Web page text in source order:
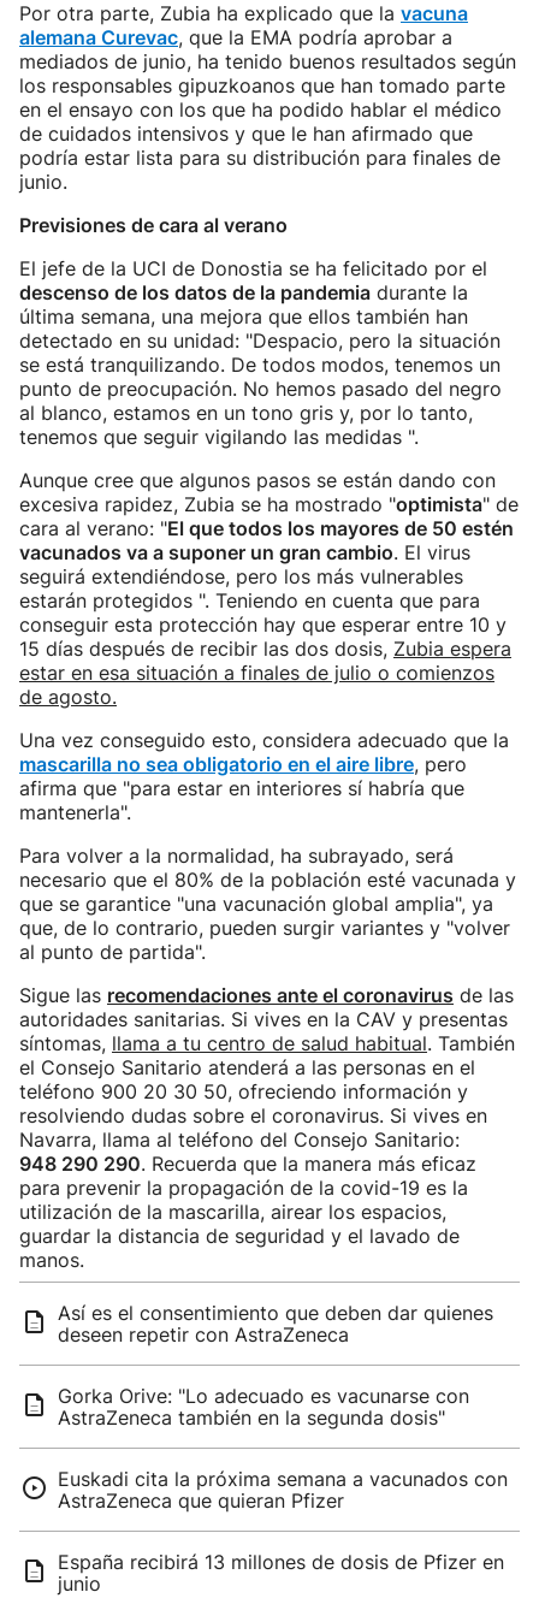
Por otra parte, Zubia ha explicado que la vacuna
alemana Curevac, que la EMA podría aprobar a
mediados de junio, ha tenido buenos resultados según
los responsables gipuzkoanos que han tomado parte
en el ensayo con los que ha podido hablar el médico
de cuidados intensivos y que le han afirmado que
podría estar lista para su distribución para finales de
junio.
Previsiones de cara al verano
El jefe de la UCI de Donostia se ha felicitado por el
descenso de los datos de la pandemia durante la
última semana, una mejora que ellos también han
detectado en su unidad: "Despacio, pero la situación
se está tranquilizando. De todos modos, tenemos un
punto de preocupación. No hemos pasado del negro
al blanco, estamos en un tono gris y, por lo tanto,
tenemos que seguir vigilando las medidas ".
Aunque cree que algunos pasos se están dando con
excesiva rapidez, Zubia se ha mostrado "optimista" de
cara al verano: "El que todos los mayores de 50 estén
vacunados va a suponer un gran cambio. El virus
seguirá extendiéndose, pero los más vulnerables
estarán protegidos ". Teniendo en cuenta que para
conseguir esta protección hay que esperar entre 10 y
15 días después de recibir las dos dosis, Zubia espera
estar en esa situación a finales de julio o comienzos
de agosto.
Una vez conseguido esto, considera adecuado que la
mascarilla no sea obligatorio en el aire libre, pero
afirma que "para estar en interiores sí habría que
mantenerla".
Para volver a la normalidad, ha subrayado, será
necesario que el 80% de la población esté vacunada y
que se garantice "una vacunación global amplia", ya
que, de lo contrario, pueden surgir variantes y "volver
al punto de partida".
Sigue las recomendaciones ante el coronavirus de las
autoridades sanitarias. Si vives en la CAV y presentas
síntomas, llama a tu centro de salud habitual. También
el Consejo Sanitario atenderá a las personas en el
teléfono 900 20 30 50, ofreciendo información y
resolviendo dudas sobre el coronavirus. Si vives en
Navarra, llama al teléfono del Consejo Sanitario:
948 290 290. Recuerda que la manera más eficaz
para prevenir la propagación de la covid-19 es la
utilización de la mascarilla, airear los espacios,
guardar la distancia de seguridad y el lavado de
manos.
Así es el consentimiento que deben dar quienes
deseen repetir con AstraZeneca
Gorka Orive: "Lo adecuado es vacunarse con
AstraZeneca también en la segunda dosis"
Euskadi cita la próxima semana a vacunados con
AstraZeneca que quieran Pfizer
España recibirá 13 millones de dosis de Pfizer en
junio